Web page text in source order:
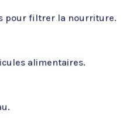
pour filtrer la nourriture.
alimentaires.